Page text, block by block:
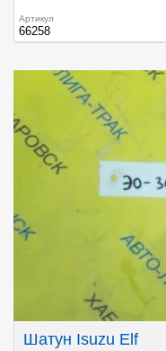
Артикул
66258
Шатун Isuzu Elf